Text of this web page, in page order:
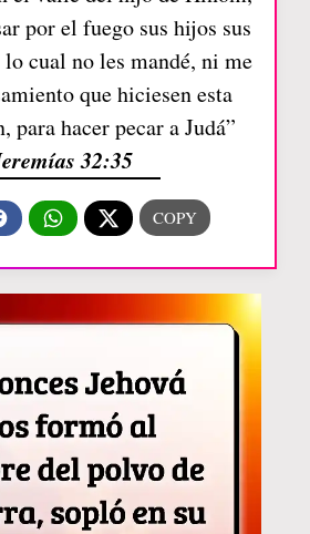
por el fuego sus hijos sus
cual no les mandé, ni me
que hiciesen esta
para hacer pecar a Judá”
32:35